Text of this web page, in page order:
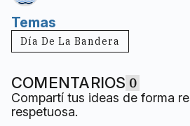
Temas
Día De La Bandera
COMENTARIOS 0
Compartí tus ideas de forma
respetuosa.